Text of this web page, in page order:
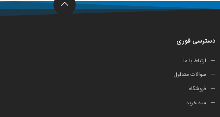
دسترسی فوری
ارتباط با ما
سوالات متداول
فروشگاه
سبد خرید